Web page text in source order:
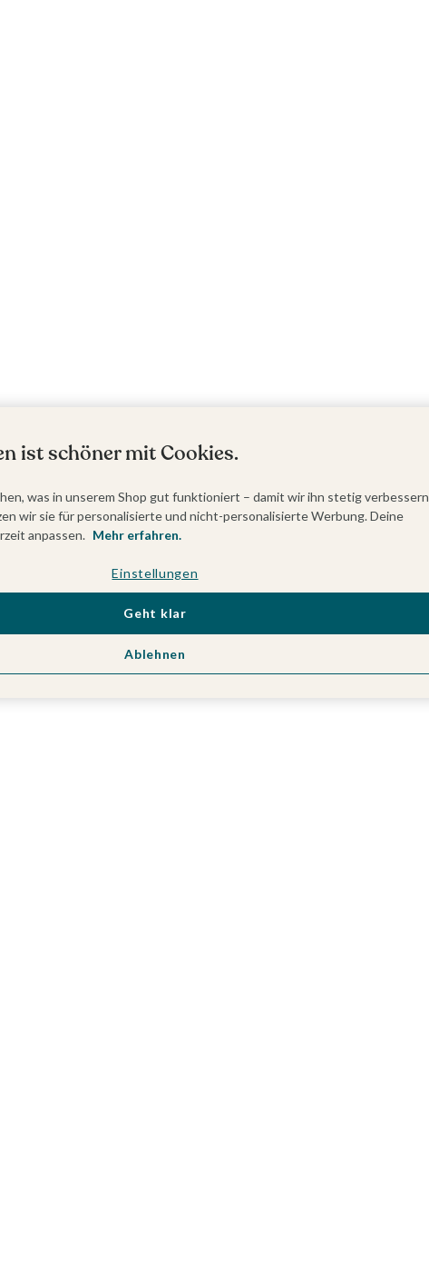
ist schöner mit Cookies.
was in unserem Shop gut funktioniert – damit wir ihn stetig verbessern
wir sie für personalisierte und nicht-personalisierte Werbung. Deine
anpassen. Mehr erfahren.
Einstellungen
Ablehnen
Geht klar